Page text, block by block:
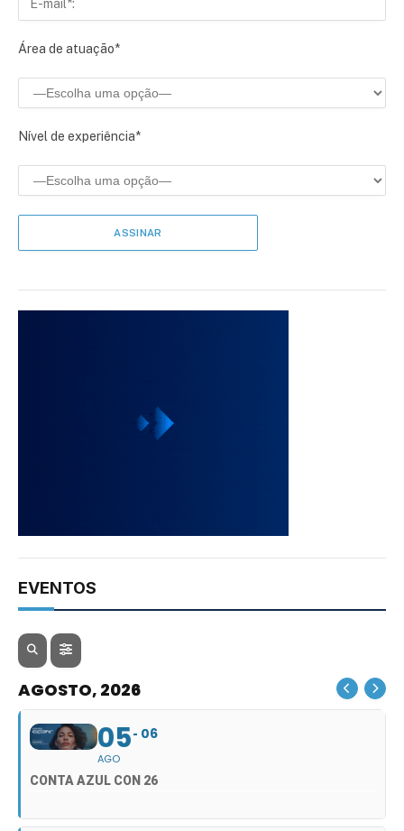
Área de atuação*
Nível de experiência*
EVENTOS
AGOSTO, 2026
05
AGO
06
CONTA AZUL CON 26